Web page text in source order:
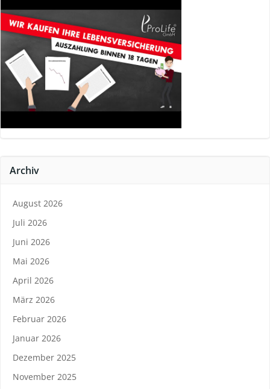
Archiv
August 2026
Juli 2026
Juni 2026
Mai 2026
April 2026
März 2026
Februar 2026
Januar 2026
Dezember 2025
November 2025